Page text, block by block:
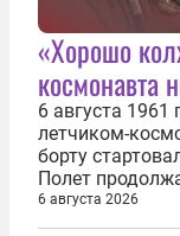
«Хорошо
космонавта
6 августа 1961
летчиком-
борту
Полет
второй
Советского
6 августа 2026